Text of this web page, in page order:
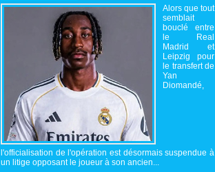
Alors que tout
semblait
bouclé entre
le Real
Madrid et
Leipzig pour
le transfert de
Yan
Diomandé,
l'officialisation de l'opération est désormais suspendue à
un litige opposant le joueur à son ancien...